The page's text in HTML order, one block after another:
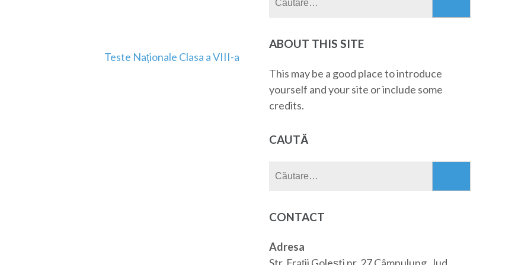
Teste Naționale Clasa a VIII-a
ABOUT THIS SITE
This may be a good place to introduce
yourself and your site or include some
credits.
CAUTĂ
CONTACT
Adresa